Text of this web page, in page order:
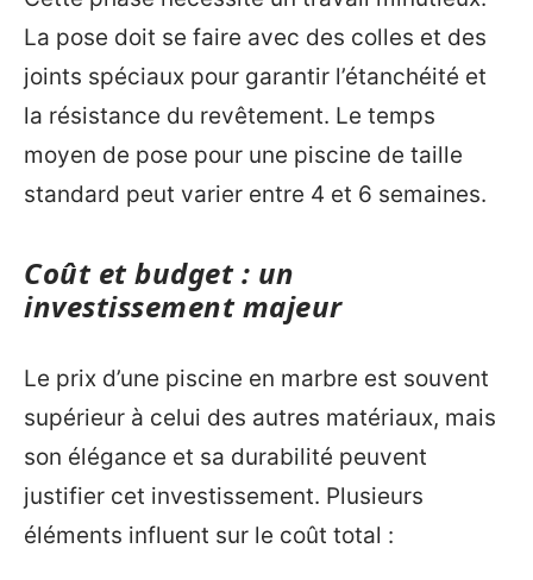
La pose doit se faire avec des colles et des
joints spéciaux pour garantir l’étanchéité et
la résistance du revêtement. Le temps
moyen de pose pour une piscine de taille
standard peut varier entre 4 et 6 semaines.
Coût et budget : un
investissement majeur
Le prix d’une piscine en marbre est souvent
supérieur à celui des autres matériaux, mais
son élégance et sa durabilité peuvent
justifier cet investissement. Plusieurs
éléments influent sur le coût total :